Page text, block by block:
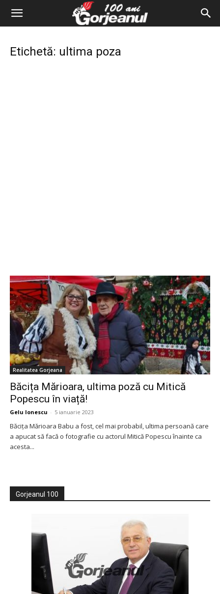
Etichetă: ultima poza
Realitatea Gorjeana
Băcița Mărioara, ultima poză cu Mitică
Popescu în viață!
Gelu Ionescu - 5 ianuarie 2023
Băcița Mărioara Babu a fost, cel mai probabil, ultima persoană care
a apucat să facă o fotografie cu actorul Mitică Popescu înainte ca
acesta...
Gorjeanul 100